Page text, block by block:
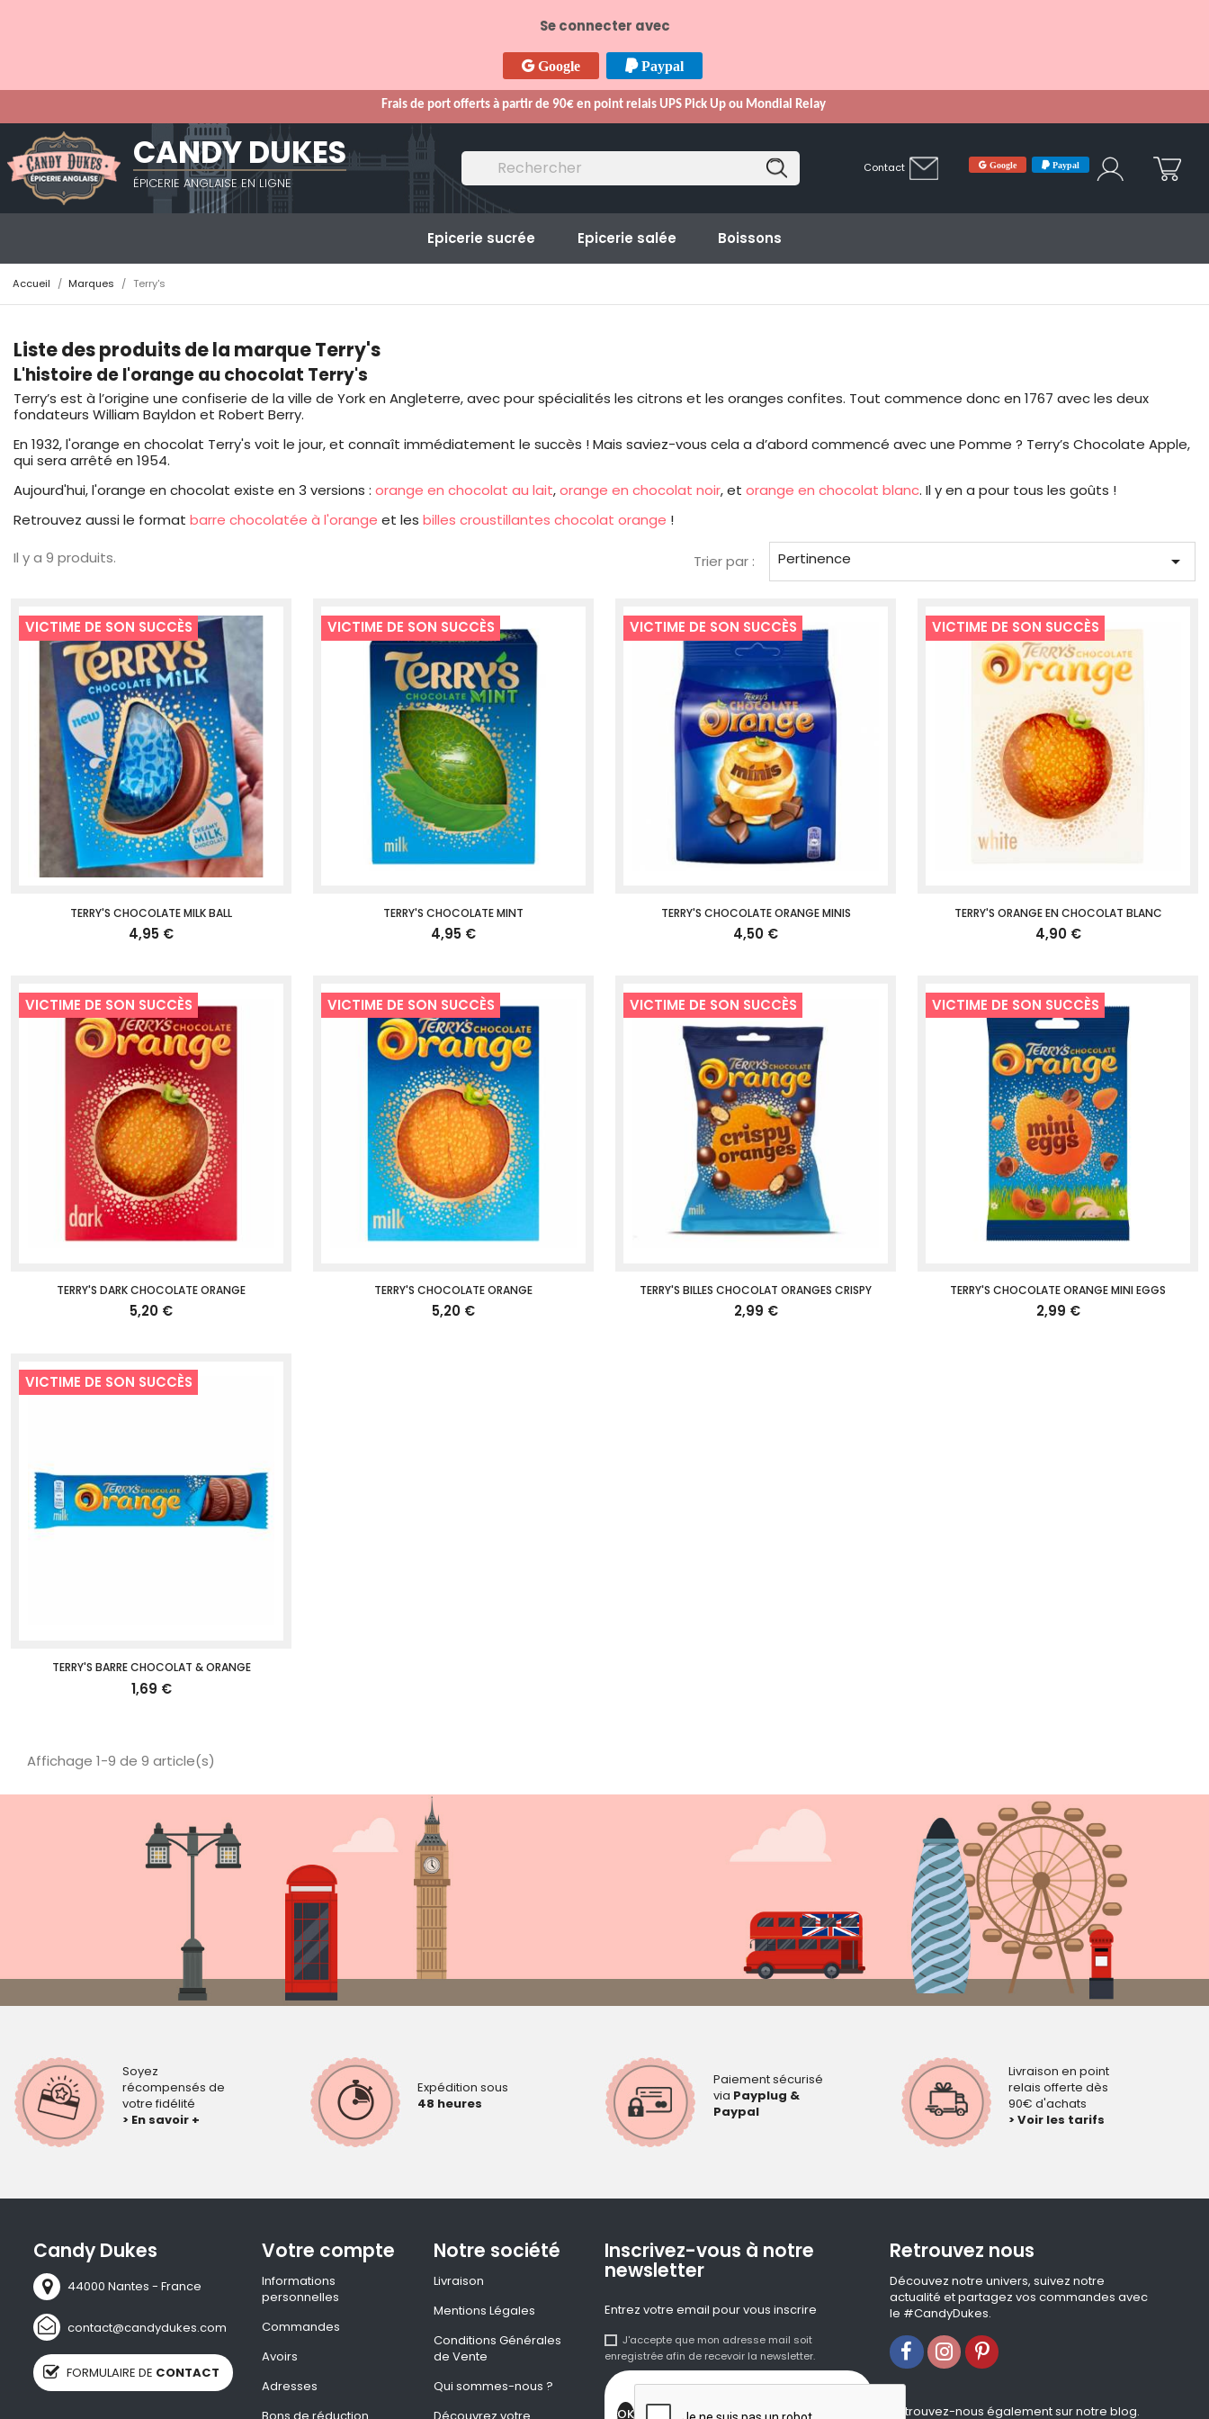
Se connecter avec
Google Paypal
Frais de port offerts à partir de 90€ en point relais UPS Pick Up ou Mondial Relay
CANDY DUKES
ÉPICERIE ANGLAISE EN LIGNE
Contact Google Paypal
Epicerie sucrée Epicerie salée Boissons
Accueil Marques Terry's
Liste des produits de la marque Terry's
L'histoire de l'orange au chocolat Terry's
Terry’s est à l’origine une confiserie de la ville de York en Angleterre, avec pour spécialités les citrons et les oranges confites. Tout commence donc en 1767 avec les deux
fondateurs William Bayldon et Robert Berry.
En 1932, l'orange en chocolat Terry's voit le jour, et connaît immédiatement le succès ! Mais saviez-vous cela a d’abord commencé avec une Pomme ? Terry’s Chocolate Apple,
qui sera arrêté en 1954.
Aujourd'hui, l'orange en chocolat existe en 3 versions : orange en chocolat au lait,orange en chocolat noir, et orange en chocolat blanc. Il y en a pour tous les goûts !
Retrouvez aussi le format barre chocolatée à l'orange et les billes croustillantes chocolat orange !
Il y a 9 produits. Trier par : Pertinence 
TERRY'S CHOCOLATE MILK BALL
4,95 €
VICTIME DE SON SUCCÈS
TERRY'S CHOCOLATE MINT
4,95 €
VICTIME DE SON SUCCÈS
TERRY'S CHOCOLATE ORANGE MINIS
4,50 €
VICTIME DE SON SUCCÈS
TERRY'S ORANGE EN CHOCOLAT BLANC
4,90 €
VICTIME DE SON SUCCÈS
TERRY'S DARK CHOCOLATE ORANGE
5,20 €
VICTIME DE SON SUCCÈS
TERRY'S CHOCOLATE ORANGE
5,20 €
VICTIME DE SON SUCCÈS
TERRY'S BILLES CHOCOLAT ORANGES CRISPY
2,99 €
VICTIME DE SON SUCCÈS
TERRY'S CHOCOLATE ORANGE MINI EGGS
2,99 €
VICTIME DE SON SUCCÈS
TERRY'S BARRE CHOCOLAT & ORANGE
1,69 €
VICTIME DE SON SUCCÈS
Affichage 1-9 de 9 article(s)
Soyez
récompensés de
votre fidélité
> En savoir +
Expédition sous
48 heures
Paiement sécurisé
via Payplug &
Paypal
Livraison en point
relais offerte dès
90€ d'achats
> Voir les tarifs
Candy Dukes
44000 Nantes - France
contact@candydukes.com
FORMULAIRE DE CONTACT
Votre compte
Informations
personnelles
Commandes
Avoirs
Adresses
Notre société
Livraison
Mentions Légales
Conditions Générales
de Vente
Qui sommes-nous ?
Inscrivez-vous à notre
newsletter
Entrez votre email pour vous inscrire
J'accepte que mon adresse mail soit
enregistrée afin de recevoir la newsletter.
Retrouvez nous
Découvez notre univers, suivez notre
actualité et partagez vos commandes avec
le #CandyDukes.
Retrouvez-nous également sur notre blog.